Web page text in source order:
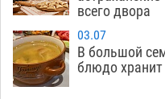
16:24
Игорь Редькин
коммунальную
земельного
всего двора
03.07
В большой
блюдо